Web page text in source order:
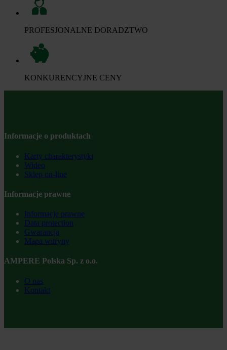
PROFESJONALNE DORADZTWO
KONKURENCYJNE CENY
Informacje o produktach
Karty charakterystyki
Wideo
Sklep on-line
Informacje prawne
Informacje prawne
Data protection
Gwarancja
Mapa witryny
AMPERE Polska Sp. z o.o.
O nas
Kontakt